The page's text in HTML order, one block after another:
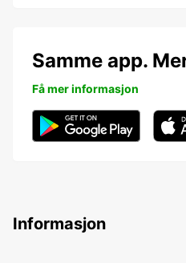
Samme app.
Få mer informasjon
Informasjon